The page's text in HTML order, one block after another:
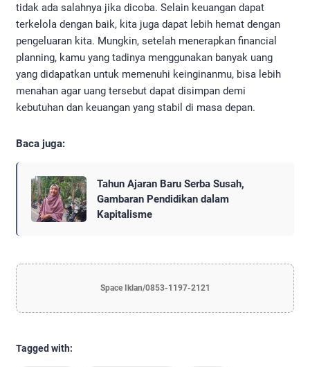
tidak ada salahnya jika dicoba. Selain keuangan dapat
terkelola dengan baik, kita juga dapat lebih hemat dengan
pengeluaran kita. Mungkin, setelah menerapkan financial
planning, kamu yang tadinya menggunakan banyak uang
yang didapatkan untuk memenuhi keinginanmu, bisa lebih
menahan agar uang tersebut dapat disimpan demi
kebutuhan dan keuangan yang stabil di masa depan.
Baca juga:
Tahun Ajaran Baru Serba Susah,
Gambaran Pendidikan dalam
Kapitalisme
Space Iklan/0853-1197-2121
Tagged with: